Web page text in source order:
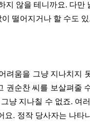
지 않을 테니까요. 다만
떨어지거나 할 수도
려움을 그냥 지나치지
권순찬 씨를 보살펴줄
냥 지나칠 수 없죠. 여
. 정작 당사자는 나타